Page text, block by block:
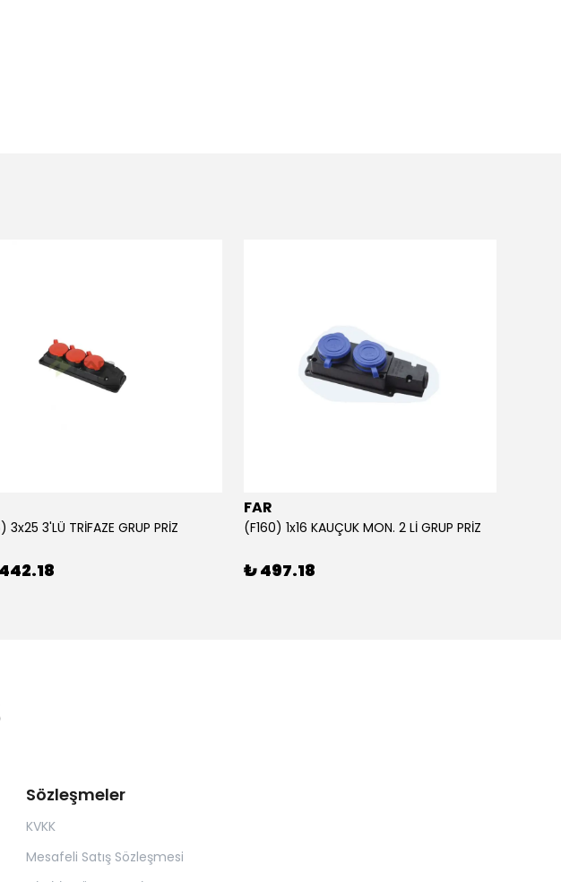
3x25 3'LÜ TRİFAZE GRUP PRİZ
FAR
(F160) 1x16 KAUÇUK MON. 2 Lİ GRUP PRİZ
₺ 497.18
Sözleşmeler
KVKK
Mesafeli Satış Sözleşmesi